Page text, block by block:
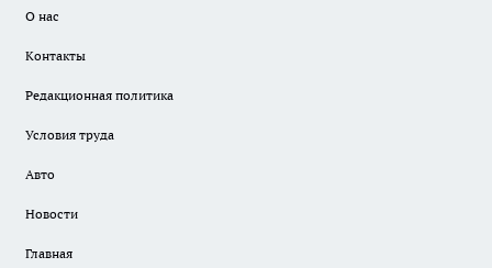
О нас
Контакты
Редакционная политика
Условия труда
Авто
Новости
Главная